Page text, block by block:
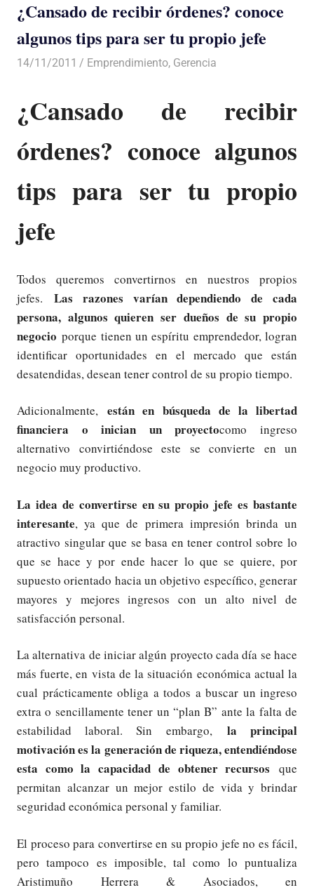
¿Cansado de recibir órdenes? conoce
algunos tips para ser tu propio jefe
14/11/2011 Luis Castellanos
Emprendimiento, Gerencia
¿Cansado de recibir
órdenes? conoce algunos
tips para ser tu propio
jefe
Todos queremos convertirnos en nuestros propios
jefes. Las razones varían dependiendo de cada
persona, algunos quieren ser dueños de su propio
negocioporque tienen un espíritu emprendedor, logran
identificar oportunidades en el mercado que están
desatendidas, desean tener control de su propio tiempo.
Adicionalmente,están en búsqueda de la libertad
financiera o inician un proyectocomo ingreso
alternativo convirtiéndose este se convierte en un
negocio muy productivo.
La idea de convertirse en su propio jefe es bastante
interesante, ya que de primera impresión brinda un
atractivo singular que se basa en tener control sobre lo
que se hace y por ende hacer lo que se quiere, por
supuesto orientado hacia un objetivo específico, generar
mayores y mejores ingresos con un alto nivel de
satisfacción personal.
La alternativa de iniciar algún proyecto cada día se hace
más fuerte, en vista de la situación económica actual la
cual prácticamente obliga a todos a buscar un ingreso
extra o sencillamente tener un “plan B” ante la falta de
estabilidad laboral. Sin embargo,la principal
motivación es la generación de riqueza, entendiéndose
esta como la capacidad de obtener recursos que
permitan alcanzar un mejor estilo de vida y brindar
seguridad económica personal y familiar.
El proceso para convertirse en su propio jefe no es fácil,
pero tampoco es imposible, tal como lo puntualiza
Aristimuño Herrera & Asociados, en